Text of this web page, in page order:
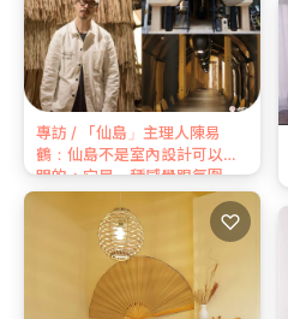
專訪 / 「仙島」主理人陳易
鶴：仙島不是室內設計可以說
明的，它是一種感覺跟氛圍
♡